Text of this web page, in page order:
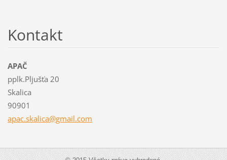
Kontakt
APAČ
pplk.Pljušťa 20
Skalica
90901
apac.skalica@gmail.com